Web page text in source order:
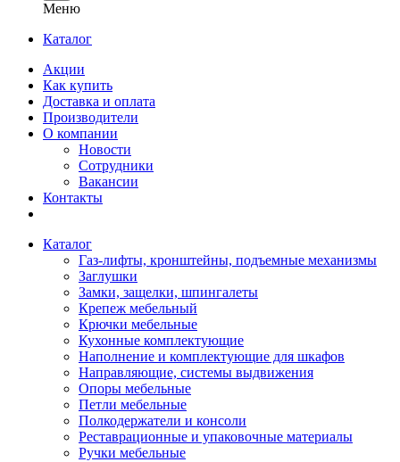
Меню
Каталог
Акции
Как купить
Доставка и оплата
Производители
О компании
Новости
Сотрудники
Вакансии
Контакты
Каталог
Газ-лифты, кронштейны, подъемные механизмы
Заглушки
Замки, защелки, шпингалеты
Крепеж мебельный
Крючки мебельные
Кухонные комплектующие
Наполнение и комплектующие для шкафов
Направляющие, системы выдвижения
Опоры мебельные
Петли мебельные
Полкодержатели и консоли
Реставрационные и упаковочные материалы
Ручки мебельные